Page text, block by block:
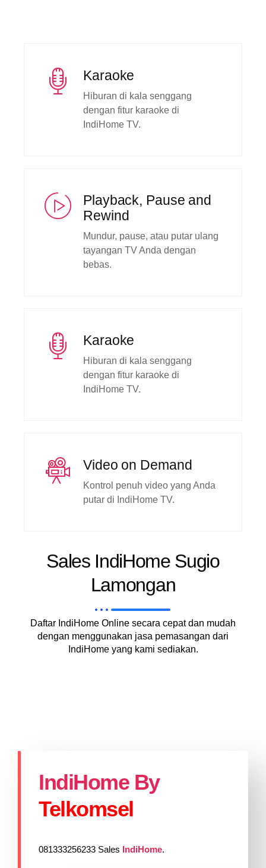
Karaoke
Hiburan di kala senggang
dengan fitur karaoke di
IndiHome TV.
Playback, Pause and
Rewind
Mundur, pause, atau putar ulang
tayangan TV Anda dengan
bebas.
Karaoke
Hiburan di kala senggang
dengan fitur karaoke di
IndiHome TV.
Video on Demand
Kontrol penuh video yang Anda
putar di IndiHome TV.
Sales IndiHome Sugio
Lamongan
Daftar IndiHome Online secara cepat dan mudah
dengan menggunakan jasa pemasangan dari
IndiHome yang kami sediakan.
IndiHome By
Telkomsel
081333256233 Sales IndiHome.